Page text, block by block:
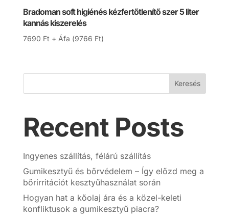
Bradoman soft higiénés kézfertőtlenítő szer 5 liter
kannás kiszerelés
7690 Ft + Áfa (9766 Ft)
Keresés
Recent Posts
Ingyenes szállítás, félárú szállítás
Gumikesztyű és bőrvédelem – Így előzd meg a
bőrirritációt kesztyűhasználat során
Hogyan hat a kőolaj ára és a közel-keleti
konfliktusok a gumikesztyű piacra?